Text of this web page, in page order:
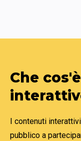
Che
I contenuti
pubblico a